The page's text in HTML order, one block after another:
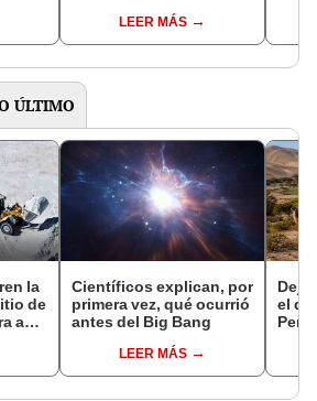
de
con unoLEER MÁS
ÚLTIMO
la
de
a
en 2
Científicos explican, por
primera vez, qué ocurrió
antes del Big Bang
LEER MÁS
Dejó
el